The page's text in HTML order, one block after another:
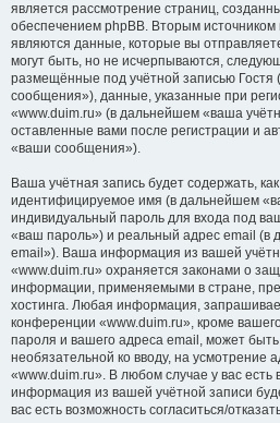
является рассмотрение страниц,
обеспечением phpBB. Вторым
являются данные, которые вы
могут быть, но не исчерпываются,
размещённые под учётной записью
сообщения»), данные, указанные при
«www.duim.ru» (в дальнейшем «ваша
оставленные вами после регистрации и
«ваши сообщения»).
Ваша учётная запись будет содержать,
идентифицируемое имя (в дальнейшем
индивидуальный пароль для входа под
«ваш пароль») и реальный адрес email (в
email»). Ваша информация из вашей
«www.duim.ru» охраняется законами о
информации, применяемыми в стране,
хостинга. Любая информация,
конференции «www.duim.ru», кроме
пароля и вашего адреса email, может быть
необязательной ко вводу, на усмотрение
«www.duim.ru». В любом случае у вас есть
информация из вашей учётной записи
вас есть возможность согласиться/